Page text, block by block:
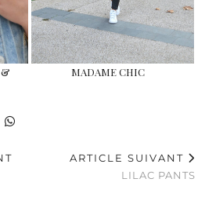
&
MADAME CHIC
ARTICLE SUIVANT
LILAC PANTS